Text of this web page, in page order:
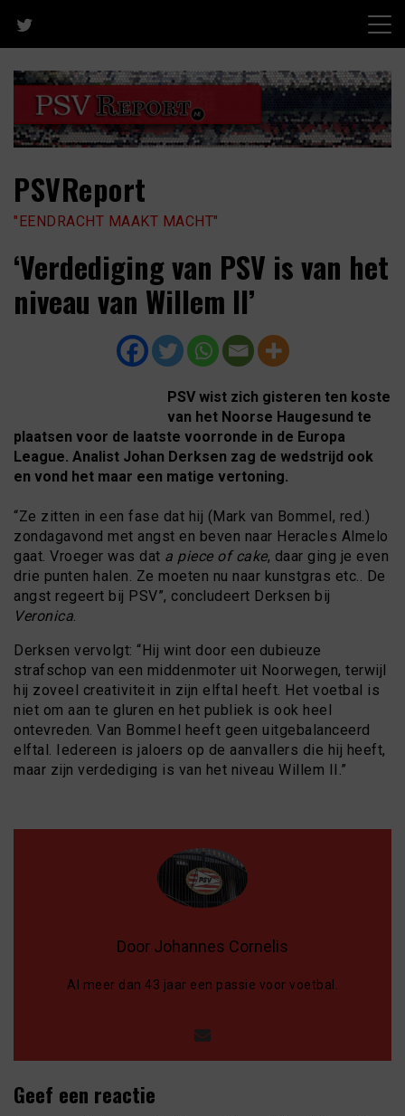
content
PSVReport
"EENDRACHT MAAKT MACHT"
‘Verdediging van PSV is van het
niveau van Willem II’
PSV wist zich gisteren ten koste
van het Noorse Haugesund te
plaatsen voor de laatste voorronde in de Europa
League. Analist Johan Derksen zag de wedstrijd ook
en vond het maar een matige vertoning.
“Ze zitten in een fase dat hij (Mark van Bommel, red.)
zondagavond met angst en beven naar Heracles Almelo
gaat. Vroeger was dat a piece of cake, daar ging je even
drie punten halen. Ze moeten nu naar kunstgras etc.. De
angst regeert bij PSV”, concludeert Derksen bij
Veronica
Derksen vervolgt: “Hij wint door een dubieuze
strafschop van een middenmoter uit Noorwegen, terwijl
hij zoveel creativiteit in zijn elftal heeft. Het voetbal is
niet om aan te gluren en het publiek is ook heel
ontevreden. Van Bommel heeft geen uitgebalanceerd
elftal. Iedereen is jaloers op de aanvallers die hij heeft,
maar zijn verdediging is van het niveau Willem II.”
Door Johannes Cornelis
Al meer dan 43 jaar een passie voor voetbal.
Geef een reactie